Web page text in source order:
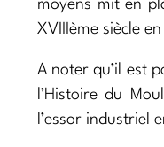
moyens mit en
XVIIIème siècle
A noter qu’il est
l’Histoire du
l’essor industriel